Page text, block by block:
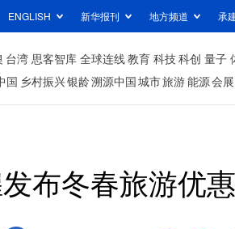
ENGLISH 新华报刊 地方频道 承
台湾 思客智库 全球连线教育 科技科创 量子
国 乡村振兴银龄溯源中国城市旅游能源会展
布冬春旅游优